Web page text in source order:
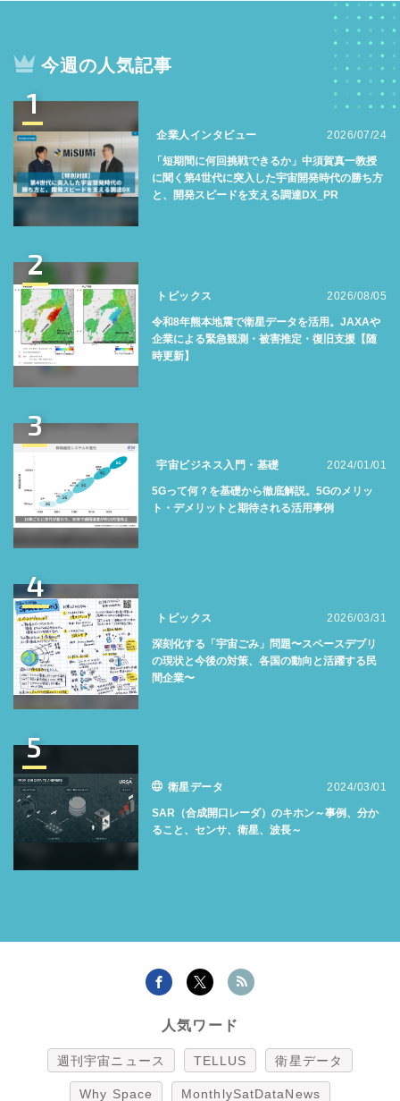
今週の人気記事
1
企業人インタビュー 2026/07/24
「短期間に何回挑戦できるか」中須賀真一教授
に聞く第4世代に突入した宇宙開発時代の勝ち方
と、開発スピードを支える調達DX_PR
2
トピックス 2026/08/05
令和8年熊本地震で衛星データを活用。JAXAや
企業による緊急観測・被害推定・復旧支援【随
時更新】
3
宇宙ビジネス入門・基礎 2024/01/01
5Gって何？を基礎から徹底解説。5Gのメリッ
ト・デメリットと期待される活用事例
4
トピックス 2026/03/31
深刻化する「宇宙ごみ」問題〜スペースデブリ
の現状と今後の対策、各国の動向と活躍する民
間企業〜
5
衛星データ 2024/03/01
SAR（合成開口レーダ）のキホン～事例、分か
ること、センサ、衛星、波長～
人気ワード
週刊宇宙ニュース TELLUS 衛星データ
Why Space MonthlySatDataNews